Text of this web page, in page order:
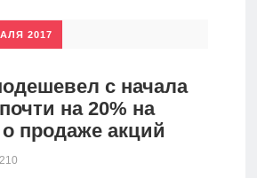
2017
с начала
на 20% на
продаже акций